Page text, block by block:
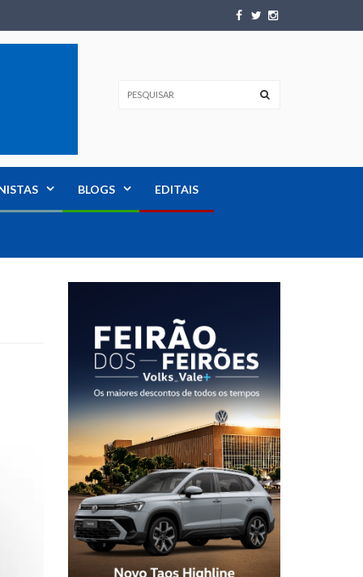
BLOGS EDITAIS